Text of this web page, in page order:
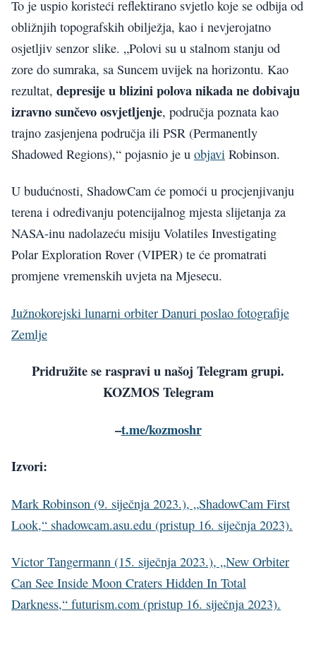
To je uspio koristeći reflektirano svjetlo koje se odbija od
obližnjih topografskih obilježja, kao i nevjerojatno
osjetljiv senzor slike. „Polovi su u stalnom stanju od
zore do sumraka, sa Suncem uvijek na horizontu. Kao
rezultat, depresije u blizini polova nikada ne dobivaju
izravno sunčevo osvjetljenje, područja poznata kao
trajno zasjenjena područja ili PSR (Permanently
Shadowed Regions),“ pojasnio je u objavi Robinson.
U budućnosti, ShadowCam će pomoći u procjenjivanju
terena i određivanju potencijalnog mjesta slijetanja za
NASA-inu nadolazeću misiju Volatiles Investigating
Polar Exploration Rover (VIPER) te će promatrati
promjene vremenskih uvjeta na Mjesecu.
Južnokorejski lunarni orbiter Danuri poslao fotografije
Zemlje
Pridružite se raspravi u našoj Telegram grupi.
KOZMOS Telegram
–t.me/kozmoshr
Izvori:
Mark Robinson (9. siječnja 2023.), „ShadowCam First
Look,“ shadowcam.asu.edu (pristup 16. siječnja 2023).
Victor Tangermann (15. siječnja 2023.), „New Orbiter
Can See Inside Moon Craters Hidden In Total
Darkness,“ futurism.com (pristup 16. siječnja 2023).